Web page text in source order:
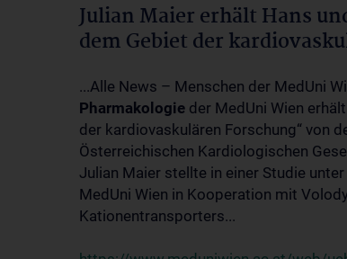
Julian Maier erhält Hans
dem Gebiet der
...Alle News – Menschen der MedUni
Pharmakologie der MedUni Wien
der kardiovaskulären Forschung“ von
Österreichischen Kardiologischen
Julian Maier stellte in einer Studie
MedUni Wien in Kooperation mit
Kationentransporters...